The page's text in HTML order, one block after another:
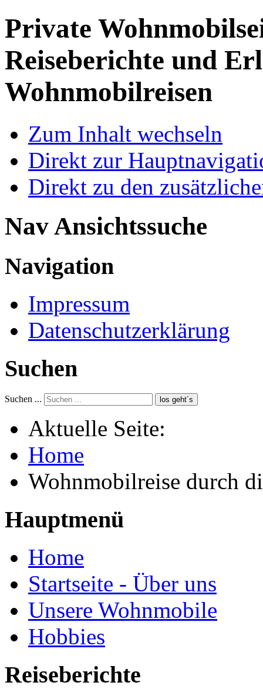
Private
Reiseberichte und
Wohnmobilreisen
Zum Inhalt wechseln
Direkt zur
Direkt zu den
Nav Ansichtssuche
Navigation
Impressum
Datenschutzerklärung
Suchen
Suchen ... los geht´s
Aktuelle Seite:
Home
Wohnmobilreise durch
Hauptmenü
Home
Startseite - Über uns
Unsere Wohnmobile
Hobbies
Reiseberichte